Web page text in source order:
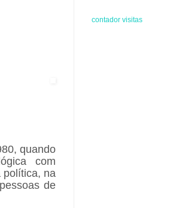
quando
com
política, na
de
contador visitas